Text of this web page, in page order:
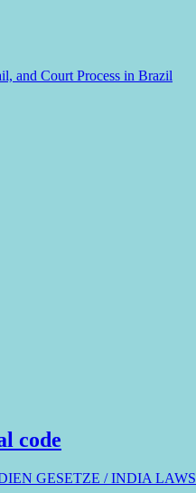
and Court Process in Brazil
code
GESETZE / INDIA LAWS